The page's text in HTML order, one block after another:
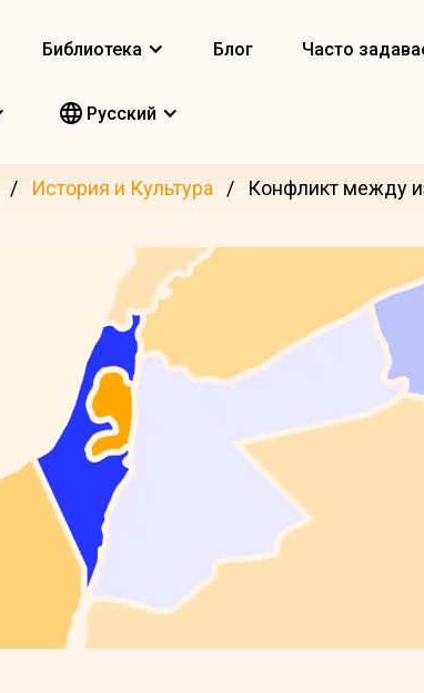
Библиотека Блог Часто
Pусский
История и Культура Конфликт между